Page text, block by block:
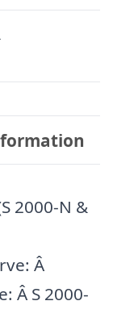
2000-N &
Â
Â S 2000-